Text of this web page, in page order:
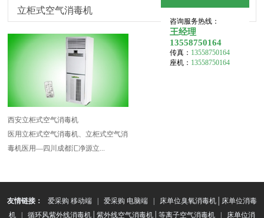
立柜式空气消毒机
西安立柜式空气消毒机
医用立柜式空气消毒机、立柜式空气消
毒机医用—四川成都汇净源立...
友情链接： 爱采购 移动端 | 爱采购 电脑端 | 床单位臭氧消毒机│床单位消毒
机 | 循环风紫外线消毒机│紫外线空气消毒机│等离子空气消毒机 | 床单位消
咨询服务热线：
王经理
13558750164
传真： 13558750164
座机： 13558750164